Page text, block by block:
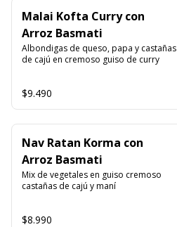
Malai Kofta Curry con
Arroz Basmati
Albondigas de queso, papa y castañas
de cajú en cremoso guiso de curry
$9.490
Nav Ratan Korma con
Arroz Basmati
Mix de vegetales en guiso cremoso
castañas de cajú y maní
$8.990